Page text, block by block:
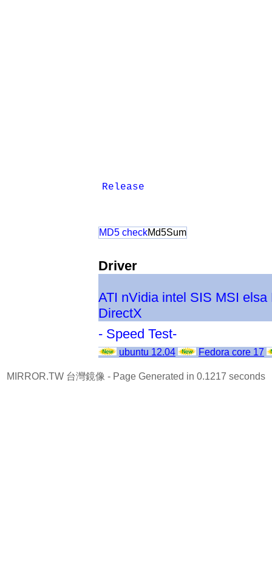
Release
MD5 checkMd5Sum
Driver
ATI nVidia intel SIS MSI elsa
DirectX
- Speed Test-
ubuntu 12.04 Fedora core 17
MIRROR.TW 台灣鏡像 - Page Generated in 0.1217 seconds